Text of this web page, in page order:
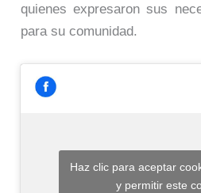
quienes expresaron sus
para su comunidad.
Haz clic para aceptar
y permitir este